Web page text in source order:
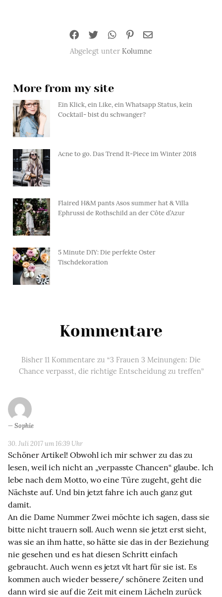
Abgelegt unter Kolumne
More from my site
Ein Klick, ein Like, ein Whatsapp Status, kein
Cocktail- bist du schwanger?
Acne to go. Das Trend It-Piece im Winter 2018
Flaired H&M pants Asos summer hat & Villa
Ephrussi de Rothschild an der Côte d’Azur
5 Minute DIY: Die perfekte Oster
Tischdekoration
Kommentare
Bisher 11 Kommentare zu “3 Frauen 3 Meinungen: Die
Chance verpasst, die richtige Entscheidung zu treffen”
Sophie
30. Juli 2017 um 16:39 Uhr
Schöner Artikel! Obwohl ich mir schwer zu das zu
lesen, weil ich nicht an „verpasste Chancen“ glaube. Ich
lebe nach dem Motto, wo eine Türe zugeht, geht die
Nächste auf. Und bin jetzt fahre ich auch ganz gut
damit.
An die Dame Nummer Zwei möchte ich sagen, dass sie
bitte nicht trauern soll. Auch wenn sie jetzt erst sieht,
was sie an ihm hatte, so hätte sie das in der Beziehung
nie gesehen und es hat diesen Schritt einfach
gebraucht. Auch wenn es jetzt vlt hart für sie ist. Es
kommen auch wieder bessere/ schönere Zeiten und
dann wird sie auf die Zeit mit einem Lächeln zurück